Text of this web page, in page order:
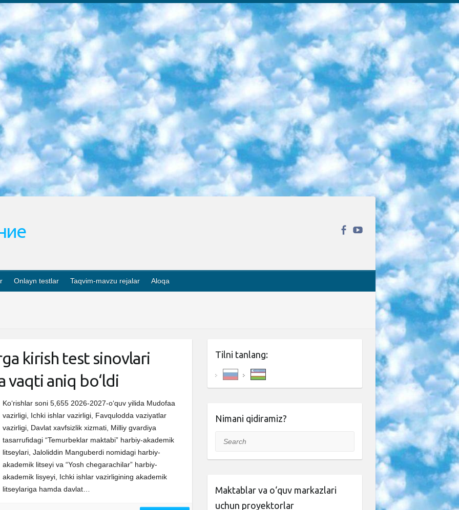
экзамен ориентирован на творческое и логическое мышление при подготовке базы материалов учитывать введение заданий. 5. Следует отметить, что: сертификат государственного образца о знании общеобразовательного предмета и как минимум национальный уровень B1 по предметам на иностранных языках, указанным в Приложении 2. или международно признанный сертификат эквивалентного уровня студенты, изучающие определенный предмет, освобождаются от экзамена; по соответствующим предметам запланирована итоговая государственная аттестация за день до дня, путем жеребьевки Рабочей группой (в письменной форме по предметам, проводимым в форме) из числа сформированных вариантов выбрано 2 варианта; 2 выбранных варианта экзамена анонсированы на официальном сайте министерства и все выпускники по всей стране на основе этих вариантов проводит итоговую государственную аттестацию. 6. Государственное образование учащихся средних общеобразовательных учреждений. знания в соответствии с квалификационными требованиями, которые необходимо приобрести на основании стандартов итоговый (выпускной) контроль для 9 и 11 классов в целях тестирования Экзамены (далее – экзамены) состоят из предметов, перечисленных в приложении 1. будет сделано. 7. Экзамены пройдут с 26 мая по 15 июня 2024 г. (кроме науки физического воспитания). 8. Физическая для учащихся 9 классов общесредних образовательных учреждений. Экзамены по предмету «Образование, квалификация медицина» 1-6 мая 2024 года. сотрудники перевести под присмотр (с отклонениями в физическом или умственном развитии) специализированная школа для детей, школы-интернаты и со сколиозом школы-интернаты санаторного типа для больных детей исключены). 9. Он был слепым, слабовидящим и имел нарушения опорно-двигательного аппарата. экзамены в специализированных школах и интернатах для детей должны проводиться исходя из требований, предъявляемых к общеобразовательным учреждениям (физкультура кроме науки). 10. Специализированная школа для глухих и слабослышащих детей. и экзамены в интернатах и быть реализован в виде письменного теста по математике. 11. Специальность для умственно отсталых детей. Для 9 класса Родной язык и литературное письмо Государственный язык (язык обучения – узбекский). для неклассов) написано Математическое письмо Письменная/устная история Узбекистана Физическое воспитание практично Итоговый контроль Для 11 класса Написание родного языка и литературы (эссе) Математическое письмо Узбекский язык (обучение на узбекском языке) не посещающее общее среднее образование для учреждений)/Образовательное учреждение выбор письменный и устный Иностранный язык письменный/устный Письменная/устная история Узбекистана *По выбору студента:  Химия  Физика  Основы государственного права  География 10 бесплатных образовательных ресурсов - Мы составили подборку онлайн-проектов с интерактивными упражнениями, видеолекциями и статьями. Они помогут вам обрести новые и освежить старые знания бесплатно. 1. «ИНТУИТ» Старейшая образовательная площадка Рунета. Здесь вы найдёте сотни текстовых и видеокурсов на десятки различных тем — от программирования до психологии. Многие курсы подготовлены российскими университетами и крупными международными компаниями вроде Intel и Microsoft. Самостоятельное обучение бесплатное, но желающие могут оплатить услуги персональных наставников. 2. «Смартия» знакомит с актуальными профессиями и подсказывает, как им обучаться. Выбрав заинтересовавшую вас специальность — SMM-специалист, фотограф, веб-дизайнер или другую, — увидите список необходимых для неё умений. Чтобы вы могли освоить их самостоятельно, для каждого умения площадка отображает подборку ссылок на учебные материалы. Хотя «Смартия» ориентируется на русскоязычную аудиторию, часть контента всё же доступна только на английском. 3. «Лекторий Физтеха» Проект Московского физико-технического института (Физтеха). С его помощью вы можете смотреть онлайн серии лекций, записанные на видео в этом вузе. В числе доступных предметов — физика, биология, химия, информационные технологии и другие. К некоторым лекциям администрация ресурса прилагает готовые конспекты, которые можно скачивать в PDF-формате. 4. ITMOcourses Онлайн-площадка Санкт-Петербургского национального исследовательского университета информационных технологий, механики и оптики (ИТМО). Ресурс предоставляет свободный доступ к курсам, разработанным в этом вузе. Каталог материалов разбит на четыре категории: «Оптические системы и технологии», «Приборостроение и робототехника», «Информационные технологии» и «Биотехнологии». Курсы состоят из видеолекций, интерактивных демонстраций и заданий. 5. «КиберЛенинка» Электронная научная библиотека открытого доступа. Каталог площадки регулярно обрастает текстами статей из различных научных изданий. Сгруппированные по журналам и рубрикам публикации можно читать онлайн или скачивать целиком в PDF-формате. Проект нацелен на популяризацию науки за счёт открытого доступа к качественной информации. 6. «ПостНаука» На этом ресурсе публикуют подборки видеолекций, составленные экспертами из разных отраслей и объединённые общими темами. Среди них, к примеру, есть серии «Биоинформатика и геномика», «Культура средневековой Скандинавии» и Cinema Studies о теории кино. Каждая подборка лекций — логически связанная история, рассказанная экспертом от первого лица. Кроме того, на сайте появляются научно-образовательные статьи и тесты на разные темы. 7. «Newочём» Команда проекта «Newочём» отбирает самые интересные тексты из англоязычных СМИ и переводит те из них, за которые голосуют участники сообщества «ВКонтакте». По большей части это научно-популярные статьи. Редакторы придумывают лишь заголовки, в остальном содержание переводов соответствует оригиналам. Полные тексты можно читать прямо в социальной сети. 8. InternetUrok Онлайн-база материалов по основным дисциплинам школьной программы. Информация на сайте структурирована по классам, предметам и темам (урокам). Каждый урок состоит из видеолекций и конспектов. Есть также интерактивные тренажёры и тесты для закрепления пройденного материала. Даже если вы давно окончили школу, возможность повторить программу старших классов всегда может пригодиться. 9. Edutainme Ещё один ресурс об образовании. В отличие от Newtonew, как мне кажется, Edutainme больше ориентируется на представителей индустрии: педагогов, предпринимателей, разработчиков образовательных проектов. Но и любой, кто просто стремится к саморазвитию, найдёт на сайте много полезного и интересного для себя. Например, информацию о новых курсах и образовательных сервисах. 10. Newtonew Онлайн-медиа об образовании и обучении в широком смысле. Авторы Newtonew пишут об инструментах, заведениях, тактиках и стратегиях, которые помогают учить других и получать новые знания самостоятельно. На этой площадке вы найдёте новости, обзоры, аналитические мат
Onlayn testlar Taqvim-mavzu rejalar Aloqa
kirish test sinovlari
vaqti aniq bo‘ldi
Ko‘rishlar soni 5,655 2026-2027-o‘quv yilida Mudofaa
vazirligi, Ichki ishlar vazirligi, Favqulodda vaziyatlar
vazirligi, Davlat xavfsizlik xizmati, Milliy gvardiya
tasarrufidagi “Temurbeklar maktabi” harbiy-akademik
litseylari, Jaloliddin Manguberdi nomidagi harbiy-
akademik litseyi va “Yosh chegarachilar” harbiy-
akademik lisyeyi, Ichki ishlar vazirligining akademik
litseylariga hamda davlat…
Tilni tanlang:
Nimani qidiramiz?
Search
Maktablar va o‘quv markazlari
uchun proyektorlar